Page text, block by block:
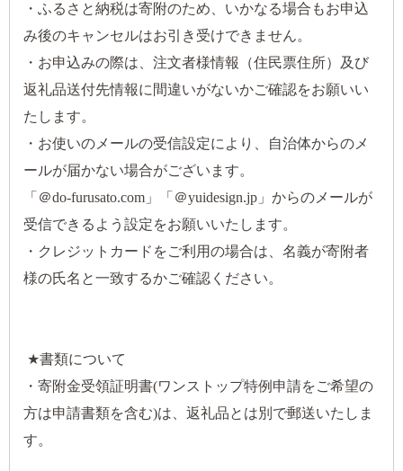
・ふるさと納税は寄附のため、いかなる場合もお申込
み後のキャンセルはお引き受けできません。
・お申込みの際は、注文者様情報（住民票住所）及び
返礼品送付先情報に間違いがないかご確認をお願いい
たします。
・お使いのメールの受信設定により、自治体からのメ
ールが届かない場合がございます。
「＠do-furusato.com」「＠yuidesign.jp」からのメールが
受信できるよう設定をお願いいたします。
・クレジットカードをご利用の場合は、名義が寄附者
様の氏名と一致するかご確認ください。
★書類について
・寄附金受領証明書(ワンストップ特例申請をご希望の
方は申請書類を含む)は、返礼品とは別で郵送いたしま
す。